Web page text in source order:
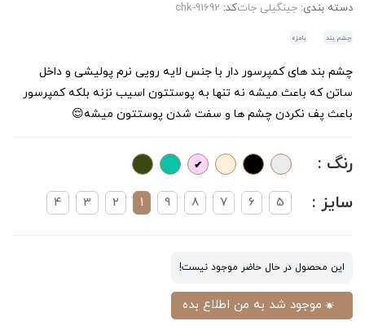
دسته بندی: جینگیلی جاتکد: chk-91692
چشم بند بامزه
چشم بند های کمپرسور دار با جنس لایه رویی نرم پولیشی و داخل
ساتن که باعث میشه نه تنها به پوستتون اسیب نزنه بلکه کمپرسور
باعث پف نکردن چشم ها و سفت شدن پوستتون میشه😌
رنگ :
سایز :
5
6
7
8
9
1
2
3
4
این محصول در حال حاضر موجود نیست!
موجود شد به من اطلاع بده